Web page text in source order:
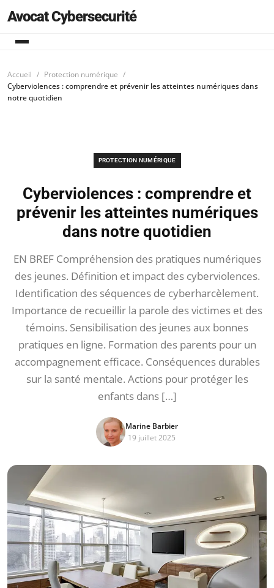
Avocat Cybersecurité
Accueil
Protection numérique
Cyberviolences : comprendre et prévenir les atteintes numériques dans
notre quotidien
PROTECTION NUMÉRIQUE
Cyberviolences : comprendre et
prévenir les atteintes numériques
dans notre quotidien
EN BREF Compréhension des pratiques numériques
des jeunes. Définition et impact des cyberviolences.
Identification des séquences de cyberharcèlement.
Importance de recueillir la parole des victimes et des
témoins. Sensibilisation des jeunes aux bonnes
pratiques en ligne. Formation des parents pour un
accompagnement efficace. Conséquences durables
sur la santé mentale. Actions pour protéger les
enfants dans […]
Marine Barbier
19 juillet 2025